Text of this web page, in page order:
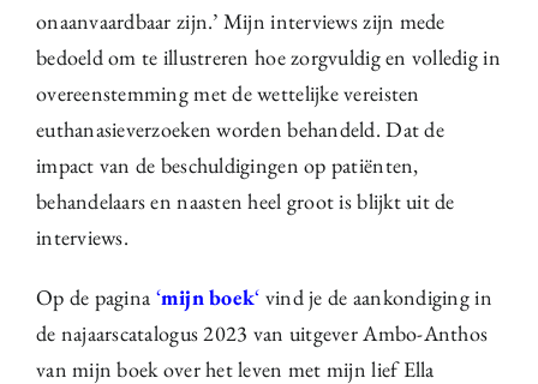
onaanvaardbaar zijn.’ Mijn interviews zijn mede
bedoeld om te illustreren hoe zorgvuldig en volledig in
overeenstemming met de wettelijke vereisten
euthanasieverzoeken worden behandeld. Dat de
impact van de beschuldigingen op patiënten,
behandelaars en naasten heel groot is blijkt uit de
interviews.
Op de pagina ‘mijn boek‘ vind je de aankondiging in
de najaarscatalogus 2023 van uitgever Ambo-Anthos
van mijn boek over het leven met mijn lief Ella